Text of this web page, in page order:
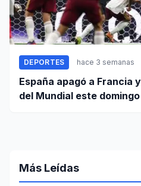
DEPORTES hace 3 semanas
España apagó a Francia
del Mundial este domingo
Más Leídas